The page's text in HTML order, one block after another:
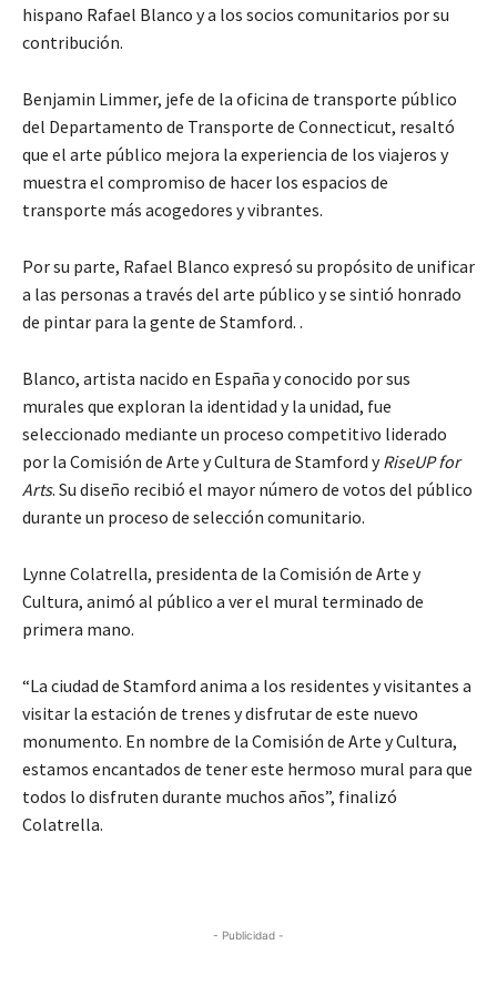
hispano Rafael Blanco y a los socios comunitarios por su
contribución.
Benjamin Limmer, jefe de la oficina de transporte público
del Departamento de Transporte de Connecticut, resaltó
que el arte público mejora la experiencia de los viajeros y
muestra el compromiso de hacer los espacios de
transporte más acogedores y vibrantes.
Por su parte, Rafael Blanco expresó su propósito de unificar
a las personas a través del arte público y se sintió honrado
de pintar para la gente de Stamford. .
Blanco, artista nacido en España y conocido por sus
murales que exploran la identidad y la unidad, fue
seleccionado mediante un proceso competitivo liderado
por la Comisión de Arte y Cultura de Stamford yRiseUP for
Arts. Su diseño recibió el mayor número de votos del público
durante un proceso de selección comunitario.
Lynne Colatrella, presidenta de la Comisión de Arte y
Cultura, animó al público a ver el mural terminado de
primera mano.
“La ciudad de Stamford anima a los residentes y visitantes a
visitar la estación de trenes y disfrutar de este nuevo
monumento. En nombre de la Comisión de Arte y Cultura,
estamos encantados de tener este hermoso mural para que
todos lo disfruten durante muchos años”, finalizó
Colatrella.
- Publicidad -